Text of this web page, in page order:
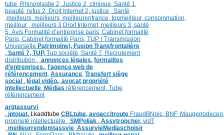
tube Rhinoplastie 2 Justice 2 clinique Santé 1
beauté, refus 2 Droit Internet 2 justice , Santé
meilleurs meilleurs meilleurenfrance, topmeilleur, consommation
meilleur , meilleurs 3, Droit Internet, meilleurs 3, santé
5, Avis Formalité d’entreprise paris, Cabinet formalité
Paris, Cabinet formalité Paris, TUP ( Transmission
Universelle Patrimoine), Fusion Transfrontalière
, Santé 7, TUP, Tup société, Santé 7, Recrutement
distribution,
annonces légales, formalites
d’entreprises, l’agence web de
référencement Assurance Transfert siège
social
légal vidéo, avocat propriété
intellectuelle Médias référencement, Tube
référencement
argtassurvi
, jptouat, Lkaddtube CBLtube, avoaccitroute FraudBNpic, BNF,
proprieté intellectuelle
SMPoliak , Assvtropcher, vidT
meilleurrendemtassvie AssurvieMediaschoisir